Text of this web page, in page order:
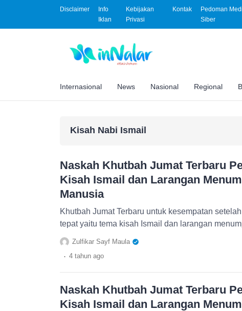
Disclaimer
Info
Iklan
Kebijakan
Privasi
Kontak
Pedoman
Siber
Internasional News Nasional Regional
Kisah Nabi Ismail
Naskah Khutbah Jumat Terbaru
Kisah Ismail dan Larangan
Manusia
Khutbah Jumat Terbaru untuk kesempatan
tepat yaitu tema kisah Ismail dan larangan
Zulfikar Sayf Maula
. 4 tahun ago
Naskah Khutbah Jumat Terbaru
Kisah Ismail dan Larangan